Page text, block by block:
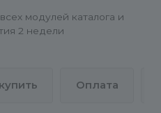
Фильтр, кроме
копии удаленных
настроек модуля и от
модулей каталога и
2 недели
Оплата